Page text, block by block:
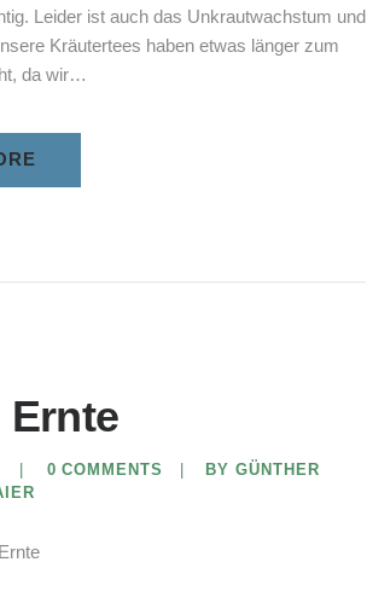
Leider ist auch das Unkrautwachstum und
Kräutertees haben etwas länger zum
da wir…
0 COMMENTS
BY GÜNTHER